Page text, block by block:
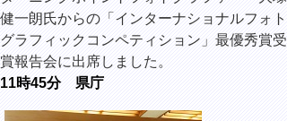
健一朗氏からの「インターナショナルフォト
グラフィックコンペティション」最優秀賞受
賞報告会に出席しました。
11時45分 県庁